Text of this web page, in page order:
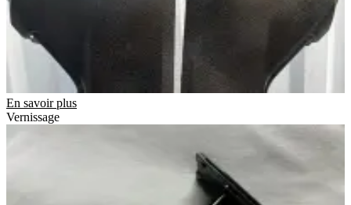
En savoir plus
Vernissage